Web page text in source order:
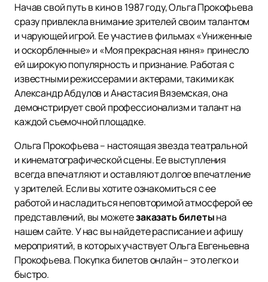
Начав свой путь в кино в 1987 году, Ольга Прокофьева
сразу привлекла внимание зрителей своим талантом
и чарующей игрой. Ее участие в фильмах «Униженные
и оскорбленные» и «Моя прекрасная няня» принесло
ей широкую популярность и признание. Работая с
известными режиссерами и актерами, такими как
Александр Абдулов и Анастасия Вяземская, она
демонстрирует свой профессионализм и талант на
каждой съемочной площадке.
Ольга Прокофьева – настоящая звезда театральной
и кинематографической сцены. Ее выступления
всегда впечатляют и оставляют долгое впечатление
у зрителей. Если вы хотите ознакомиться с ее
работой и насладиться неповторимой атмосферой ее
представлений, вы можетезаказать билетына
нашем сайте. У нас вы найдете расписание и афишу
мероприятий, в которых участвует Ольга Евгеньевна
Прокофьева. Покупка билетов онлайн – это легко и
быстро.